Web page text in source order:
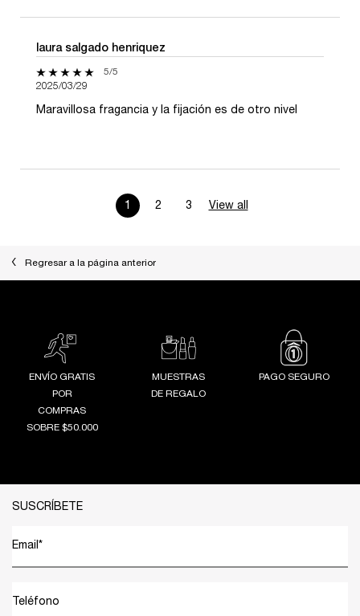
laura salgado henriquez
5 de 5 estrellas.5/5
2025/03/29
Maravillosa fragancia y la fijación es de otro nivel
Page 1 of 3. Current page
1 2 3 View all
Regresar a la página anterior
ENVÍO GRATIS
POR
COMPRAS
SOBRE $50.000
MUESTRAS
DE REGALO
PAGO SEGURO
SUSCRÍBETE
Email *
Teléfono